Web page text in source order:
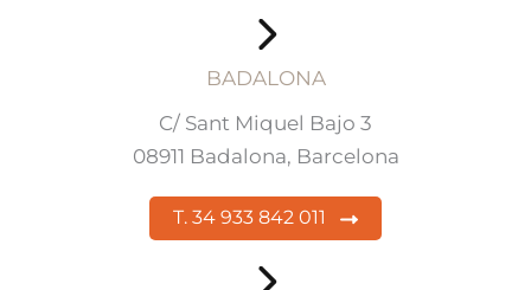
BADALONA
C/ Sant Miquel Bajo 3
08911 Badalona, Barcelona
T. 34 933 842 011